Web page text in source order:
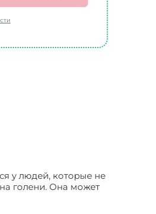
у людей, которые не
голени. Она может